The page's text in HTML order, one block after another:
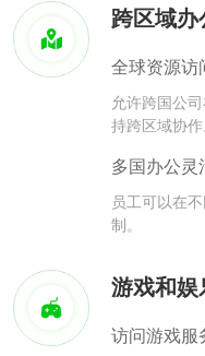
跨区域办
全球资源访
允许跨国公
持跨区域协作
多国办公灵
员工可以在
制。
游戏和娱
访问游戏服